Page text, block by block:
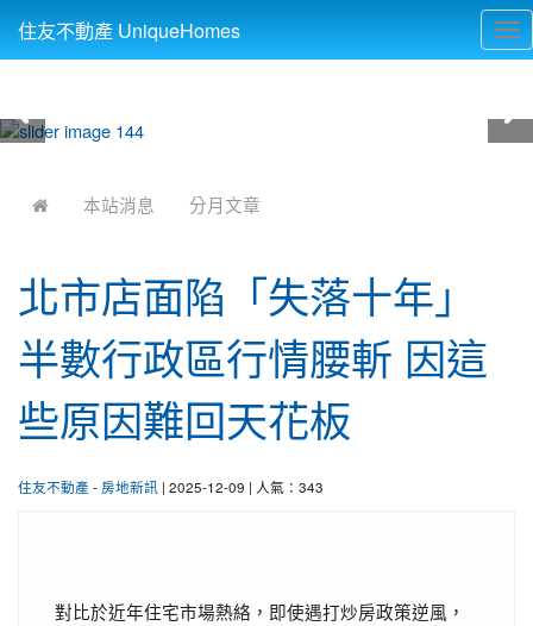
住友不動產 UniqueHomes
本站消息 分月文章
北市店面陷「失落十年」
半數行政區行情腰斬 因這
些原因難回天花板
住友不動產 - 房地新訊 | 2025-12-09 | 人氣：343
對比於近年住宅市場熱絡，即使遇打炒房政策逆風，